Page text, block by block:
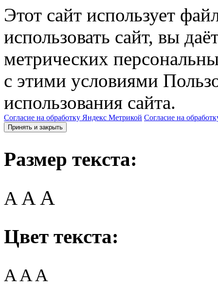
Этот сайт использует
использовать сайт, вы
метрических
с этими условиями
использования сайта.
Согласие на обработку Яндекс Метрикой Согласие на
Принять и закрыть
Размер текста:
A AA
Цвет текста:
AAA